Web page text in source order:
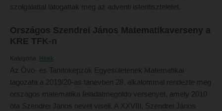
Sport a Károlin
Károli Klub
Díszoklevél igénylés
szolgálattal látogatták meg az adventi istentiszteletet.
Országos Szendrei János Matematikaverseny a
KRE TFK-n
Kategória: Hírek
Az Óvó- és Tanítóképzők Egyesületének Matematikai
tagozata a 2019/20-as tanévben 28. alkalommal rendezte meg
országos matematika feladatmegoldó versenyét, amely 2010
óta Szendrei János nevét viseli. A XXVIII. Szendrei János